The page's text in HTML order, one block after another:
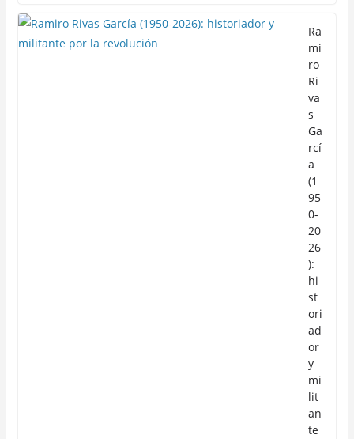
Ra
mi
ro
Ri
va
s
Ga
rcí
a
(1
95
0-
20
26
):
hi
st
ori
ad
or
y
mi
lit
an
te